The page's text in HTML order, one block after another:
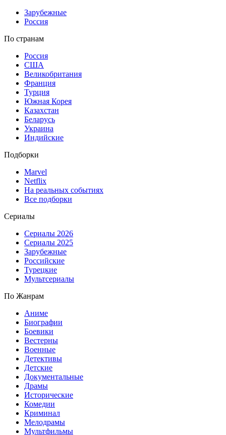
Зарубежные
Россия
По странам
Россия
США
Великобритания
Франция
Турция
Южная Корея
Казахстан
Беларусь
Украина
Индийские
Подборки
Marvel
Netflix
На реальных событиях
Все подборки
Сериалы
Сериалы 2026
Сериалы 2025
Зарубежные
Российские
Турецкие
Мультсериалы
По Жанрам
Аниме
Биографии
Боевики
Вестерны
Военные
Детективы
Детские
Документальные
Драмы
Исторические
Комедии
Криминал
Мелодрамы
Мультфильмы